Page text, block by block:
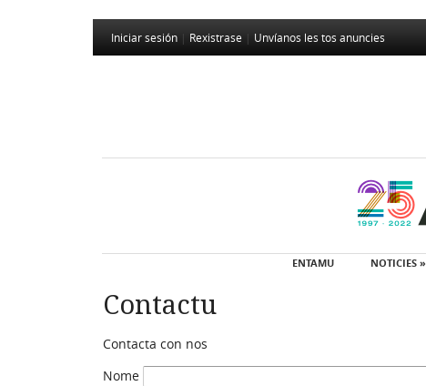
Iniciar sesión Rexistrase Unvíanos les tos anuncies
ENTAMU NOTICIES »
Contactu
Contacta con nos
Nome